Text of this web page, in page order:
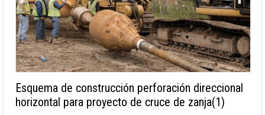
Esquema de construcción perforación direccional
horizontal para proyecto de cruce de zanja(1)